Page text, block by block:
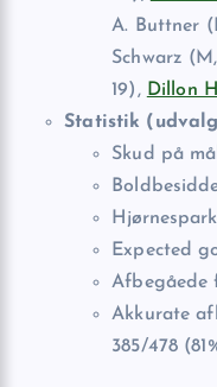
A. Buttner
Schwarz
19), Dillon
Statistik
Skud på
Expected
Afbegåede
Akkurate
385/478